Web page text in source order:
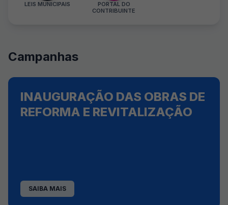
LEIS MUNICIPAIS
PORTAL DO
CONTRIBUINTE
Campanhas
INAUGURAÇÃO DAS OBRAS DE
REFORMA E REVITALIZAÇÃO
SAIBA MAIS